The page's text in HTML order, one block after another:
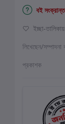
বই সংক্রান্ত
ইচ্ছা-
লিখেছেন/সম্পাদনা
প্রকাশক